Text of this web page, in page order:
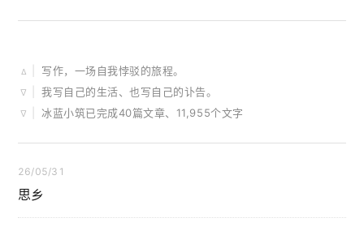
∆ 写作，一场自我悖驳的旅程。
∇ 我写自己的生活、也写自己的讣告。
∇ 冰蓝小筑已完成40篇文章、11,955个文字
26/05/31
思乡